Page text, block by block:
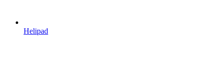
Helipad